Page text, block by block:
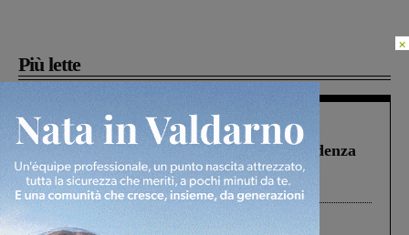
Più lette
Figline Incisa Valdarno 1 Agosto 2026
Piscina di Figline finanziata oltre la scadenza
Pnrr, il gruppo di Fratelli d’Italia: “Un
ringraziamento al Governo”
Cronaca 4 Agosto 2026
×